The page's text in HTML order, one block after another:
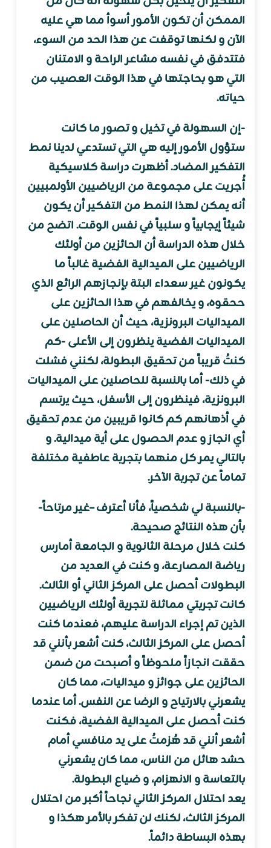
الممكن أن تكون الأمور أسوأ مما هي عليه
الآن و لكنها توقفت عن هذا الحد من السوء،
فتتدفق في نفسه مشاعر الراحة و الامتنان
التي هو بحاجتها في هذا الوقت العصيب من
حياته.
-إن السهولة في تخيل و تصور ما كانت
ستؤول الأمور إليه هي التي تستدعي لدينا نمط
التفكير المضاد. أظهرت دراسة كلاسيكية
أُجريت على مجموعة من الرياضيين الأولمبيين
أنه يمكن لهذا النمط من التفكير أن يكون
شيئاً إيجابياً و سلبياً في نفس الوقت. اتضح من
خلال هذه الدراسة أن الحائزين من أولئك
الرياضيين على الميدالية الفضية غالباً ما
يكونون غير سعداء البتة بإنجازهم الرائع الذي
ححقوه، و يخالفهم في هذا الحائزين على
الميداليات البرونزية، حيث أن الحاصلين على
الميداليات الفضية ينظرون إلى الأعلى -كم
كنتُ قريباً من تحقيق البطولة، لكنني فشلت
في ذلك- أما بالنسبة للحاصلين على الميداليات
البرونزية، فينظرون إلى الأسفل، حيث يرتسم
في أذهانهم كم كانوا قريبين من عدم تحقيق
أي انجاز و عدم الحصول على أية ميدالية. و
بالتالي يمر كل منهما بتجربة عاطفية مختلفة
تماماً عن تجربة الآخر.
-بالنسبة لي شخصياً، فأنا أعترف –غير مرتاحاً-
بأن هذه النتائج صحيحة.
كنت خلال مرحلة الثانوية و الجامعة أمارس
رياضة المصارعة، و كنت في العديد من
البطولات أحصل على المركز الثاني أو الثالث.
كانت تجربتي مماثلة لتجربة أولئك الرياضيين
الذين تم إجراء الدراسة عليهم، فعندما كنت
أحصل على المركز الثالث، كنت أشعر بأنني قد
حققت انجازاً ملحوظاً و أصبحت من ضمن
الحائزين على جوائز و ميداليات، مما كان
يشعرني بالارتياح و الرضا عن النفس. أما عندما
كنت أحصل على الميدالية الفضية، فكنت
أشعر أنني قد هُزمتُ على يد منافسي أمام
حشد هائل من الناس، مما كان يشعرني
بالتعاسة و الانهزام، و ضياع البطولة.
يعد احتلال المركز الثاني نجاحاً أكبر من احتلال
المركز الثالث، لكنك لن تفكر بالأمر هكذا و
بهذه البساطة دائماً.